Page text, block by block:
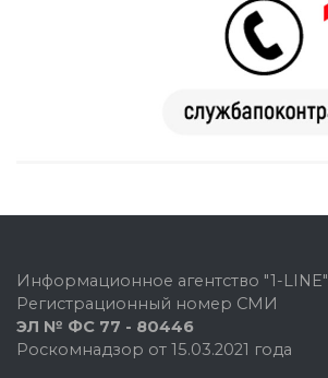
Информационное агентство "1-LINE"
Регистрационный номер СМИ
ЭЛ № ФС 77 - 80446
Роскомнадзор от 15.03.2021 года